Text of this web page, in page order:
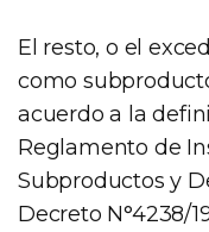
El resto, o el
como
acuerdo a la
Reglamento de
Subproductos y
Decreto N°4238/